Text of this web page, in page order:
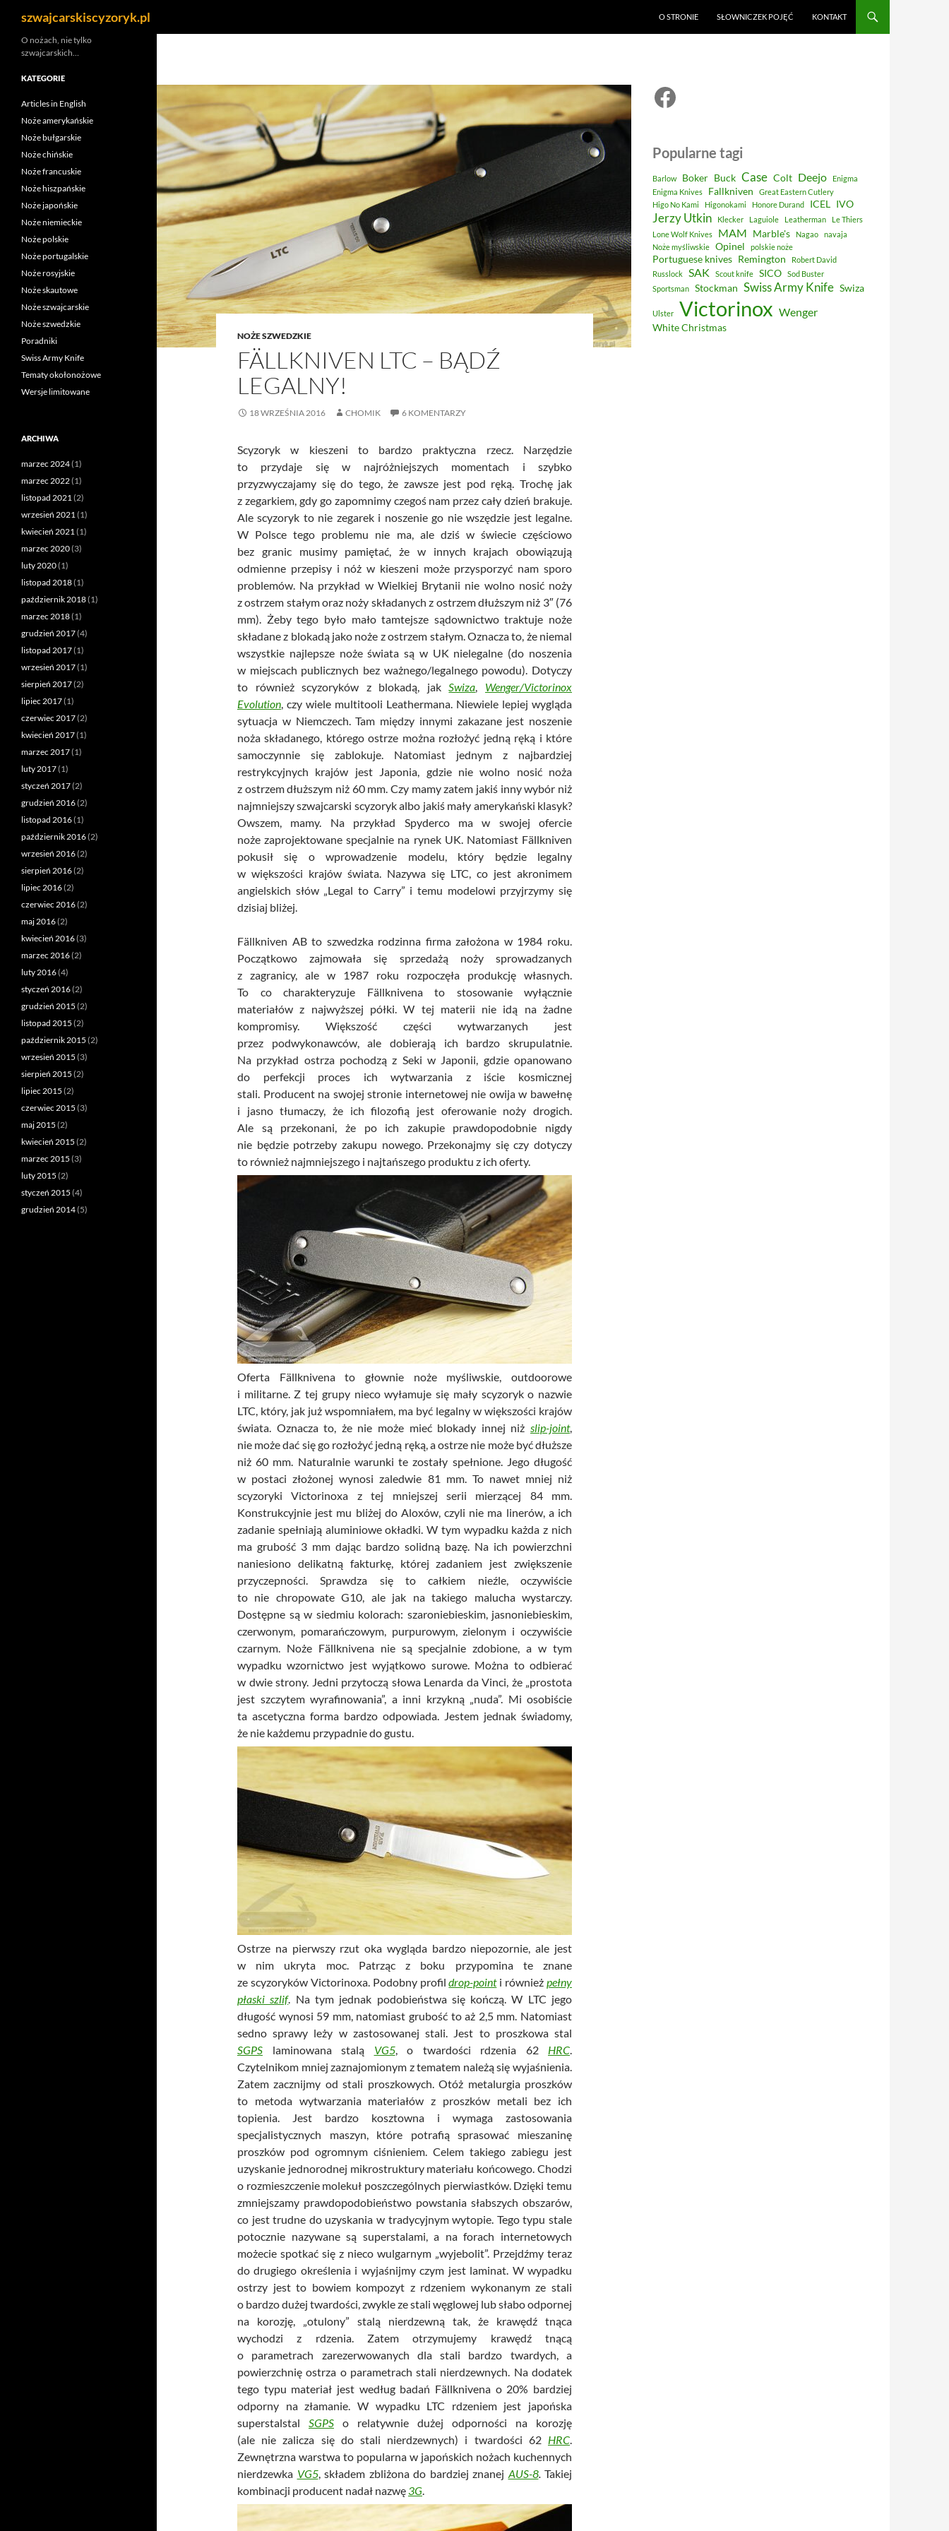
Przejdź
treści
szwajcarskiscyzoryk.pl O STRONIE SŁOWNICZEK POJĘĆ KONTAKT
NOŻE SZWEDZKIE
FÄLLKNIVEN LTC – BĄDŹ
LEGALNY!
18 WRZEŚNIA 2016 CHOMIK 6 KOMENTARZY
Scyzoryk w kieszeni to bardzo praktyczna rzecz. Narzędzie
to przydaje się w najróżniejszych momentach i szybko
przyzwyczajamy się do tego, że zawsze jest pod ręką. Trochę jak
z zegarkiem, gdy go zapomnimy czegoś nam przez cały dzień brakuje.
Ale scyzoryk to nie zegarek i noszenie go nie wszędzie jest legalne.
W Polsce tego problemu nie ma, ale dziś w świecie częściowo
bez granic musimy pamiętać, że w innych krajach obowiązują
odmienne przepisy i nóż w kieszeni może przysporzyć nam sporo
problemów. Na przykład w Wielkiej Brytanii nie wolno nosić noży
z ostrzem stałym oraz noży składanych z ostrzem dłuższym niż 3″ (76
mm). Żeby tego było mało tamtejsze sądownictwo traktuje noże
składane z blokadą jako noże z ostrzem stałym. Oznacza to, że niemal
wszystkie najlepsze noże świata są w UK nielegalne (do noszenia
w miejscach publicznych bez ważnego/legalnego powodu). Dotyczy
to również scyzoryków z blokadą, jakSwiza, Wenger/Victorinox
Evolution, czy wiele multitooli Leathermana. Niewiele lepiej wygląda
sytuacja w Niemczech. Tam między innymi zakazane jest noszenie
noża składanego, którego ostrze można rozłożyć jedną ręką i które
samoczynnie się zablokuje. Natomiast jednym z najbardziej
restrykcyjnych krajów jest Japonia, gdzie nie wolno nosić noża
z ostrzem dłuższym niż 60 mm. Czy mamy zatem jakiś inny wybór niż
najmniejszy szwajcarski scyzoryk albo jakiś mały amerykański klasyk?
Owszem, mamy. Na przykład Spyderco ma w swojej ofercie
noże zaprojektowane specjalnie na rynek UK. Natomiast Fällkniven
pokusił się o wprowadzenie modelu, który będzie legalny
w większości krajów świata. Nazywa się LTC, co jest akronimem
angielskich słów „Legal to Carry” i temu modelowi przyjrzymy się
dzisiaj bliżej.
Fällkniven AB to szwedzka rodzinna firma założona w 1984 roku.
Początkowo zajmowała się sprzedażą noży sprowadzanych
z zagranicy, ale w 1987 roku rozpoczęła produkcję własnych.
To co charakteryzuje Fällknivena to stosowanie wyłącznie
materiałów z najwyższej półki. W tej materii nie idą na żadne
kompromisy. Większość części wytwarzanych jest
przez podwykonawców, ale dobierają ich bardzo skrupulatnie.
Na przykład ostrza pochodzą z Seki w Japonii, gdzie opanowano
do perfekcji proces ich wytwarzania z iście kosmicznej
stali. Producent na swojej stronie internetowej nie owija w bawełnę
i jasno tłumaczy, że ich filozofią jest oferowanie noży drogich.
Ale są przekonani, że po ich zakupie prawdopodobnie nigdy
nie będzie potrzeby zakupu nowego. Przekonajmy się czy dotyczy
to również najmniejszego i najtańszego produktu z ich oferty.
Oferta Fällknivena to głownie noże myśliwskie, outdoorowe
i militarne. Z tej grupy nieco wyłamuje się mały scyzoryk o nazwie
LTC, który, jak już wspomniałem, ma być legalny w większości krajów
świata. Oznacza to, że nie może mieć blokady innej niż slip-joint,
nie może dać się go rozłożyć jedną ręką, a ostrze nie może być dłuższe
niż 60 mm. Naturalnie warunki te zostały spełnione. Jego długość
w postaci złożonej wynosi zaledwie 81 mm. To nawet mniej niż
scyzoryki Victorinoxa z tej mniejszej serii mierzącej 84 mm.
Konstrukcyjnie jest mu bliżej do Aloxów, czyli nie ma linerów, a ich
zadanie spełniają aluminiowe okładki. W tym wypadku każda z nich
ma grubość 3 mm dając bardzo solidną bazę. Na ich powierzchni
naniesiono delikatną fakturkę, której zadaniem jest zwiększenie
przyczepności. Sprawdza się to całkiem nieźle, oczywiście
to nie chropowate G10, ale jak na takiego malucha wystarczy.
Dostępne są w siedmiu kolorach: szaroniebieskim, jasnoniebieskim,
czerwonym, pomarańczowym, purpurowym, zielonym i oczywiście
czarnym. Noże Fällknivena nie są specjalnie zdobione, a w tym
wypadku wzornictwo jest wyjątkowo surowe. Można to odbierać
w dwie strony. Jedni przytoczą słowa Lenarda da Vinci, że „prostota
jest szczytem wyrafinowania”, a inni krzykną „nuda”. Mi osobiście
ta ascetyczna forma bardzo odpowiada. Jestem jednak świadomy,
że nie każdemu przypadnie do gustu.
Ostrze na pierwszy rzut oka wygląda bardzo niepozornie, ale jest
w nim ukryta moc. Patrząc z boku przypomina te znane
ze scyzoryków Victorinoxa. Podobny profildrop-pointi również pełny
płaski szlif. Na tym jednak podobieństwa się kończą. W LTC jego
długość wynosi 59 mm, natomiast grubość to aż 2,5 mm. Natomiast
sedno sprawy leży w zastosowanej stali. Jest to proszkowa stal
SGPS
laminowana stalą VG5, o twardości rdzenia 62 HRC.
Czytelnikom mniej zaznajomionym z tematem należą się wyjaśnienia.
Zatem zacznijmy od stali proszkowych. Otóż metalurgia proszków
to metoda wytwarzania materiałów z proszków metali bez ich
topienia. Jest bardzo kosztowna i wymaga zastosowania
specjalistycznych maszyn, które potrafią sprasować mieszaninę
proszków pod ogromnym ciśnieniem. Celem takiego zabiegu jest
uzyskanie jednorodnej mikrostruktury materiału końcowego. Chodzi
o rozmieszczenie molekuł poszczególnych pierwiastków. Dzięki temu
zmniejszamy prawdopodobieństwo powstania słabszych obszarów,
co jest trudne do uzyskania w tradycyjnym wytopie. Tego typu stale
potocznie nazywane są superstalami, a na forach internetowych
możecie spotkać się z nieco wulgarnym „wyjebolit”. Przejdźmy teraz
do drugiego określenia i wyjaśnijmy czym jest laminat. W wypadku
ostrzy jest to bowiem kompozyt z rdzeniem wykonanym ze stali
o bardzo dużej twardości, zwykle ze stali węglowej lub słabo odpornej
na korozję, „otulony” stalą nierdzewną tak, że krawędź tnąca
wychodzi z rdzenia. Zatem otrzymujemy krawędź tnącą
o parametrach zarezerwowanych dla stali bardzo twardych, a
powierzchnię ostrza o parametrach stali nierdzewnych. Na dodatek
tego typu materiał jest według badań Fällknivena o 20% bardziej
odporny na złamanie. W wypadku LTC rdzeniem jest japońska
superstalstal SGPS
o relatywnie dużej odporności na korozję
(ale nie zalicza się do stali nierdzewnych) i twardości 62 HRC.
Zewnętrzna warstwa to popularna w japońskich nożach kuchennych
nierdzewka VG5, składem zbliżona do bardziej znanej AUS-8. Takiej
kombinacji producent nadał nazwę3G.
Facebook
Popularne tagi
Barlow Boker Buck Case Colt Deejo
Enigma
Enigma Knives
Fallkniven
Great Eastern Cutlery
Higo No Kami
Higonokami Honore Durand ICEL IVO
Jerzy Utkin Klecker Laguiole Leatherman
Le Thiers
Lone Wolf Knives
MAM Marble's Nagao
navaja
Noże myśliwskie
Opinel polskie noże
Portuguese knives Remington
Robert David
Russlock
SAK Scout knife SICO
Sod Buster
Sportsman
Stockman Swiss Army Knife Swiza
Ulster Victorinox Wenger
White Christmas
O nożach, nie tylko
szwajcarskich…
KATEGORIE
Articles in English
Noże amerykańskie
Noże bułgarskie
Noże chińskie
Noże francuskie
Noże hiszpańskie
Noże japońskie
Noże niemieckie
Noże polskie
Noże portugalskie
Noże rosyjskie
Noże skautowe
Noże szwajcarskie
Noże szwedzkie
Poradniki
Swiss Army Knife
Tematy okołonożowe
Wersje limitowane
ARCHIWA
marzec 2024(1)
marzec 2022(1)
listopad 2021(2)
wrzesień 2021(1)
kwiecień 2021(1)
marzec 2020(3)
luty 2020(1)
listopad 2018(1)
październik 2018(1)
marzec 2018(1)
grudzień 2017(4)
listopad 2017(1)
wrzesień 2017(1)
sierpień 2017(2)
lipiec 2017(1)
czerwiec 2017(2)
kwiecień 2017(1)
marzec 2017(1)
luty 2017(1)
styczeń 2017(2)
grudzień 2016(2)
listopad 2016(1)
październik 2016(2)
wrzesień 2016(2)
sierpień 2016(2)
lipiec 2016(2)
czerwiec 2016(2)
maj 2016(2)
kwiecień 2016(3)
marzec 2016(2)
luty 2016(4)
styczeń 2016(2)
grudzień 2015 (2)
listopad 2015 (2)
październik 2015 (2)
wrzesień 2015 (3)
sierpień 2015 (2)
lipiec 2015 (2)
czerwiec 2015 (3)
maj 2015 (2)
kwiecień 2015 (2)
marzec 2015 (3)
luty 2015 (2)
styczeń 2015 (4)
grudzień 2014(5)